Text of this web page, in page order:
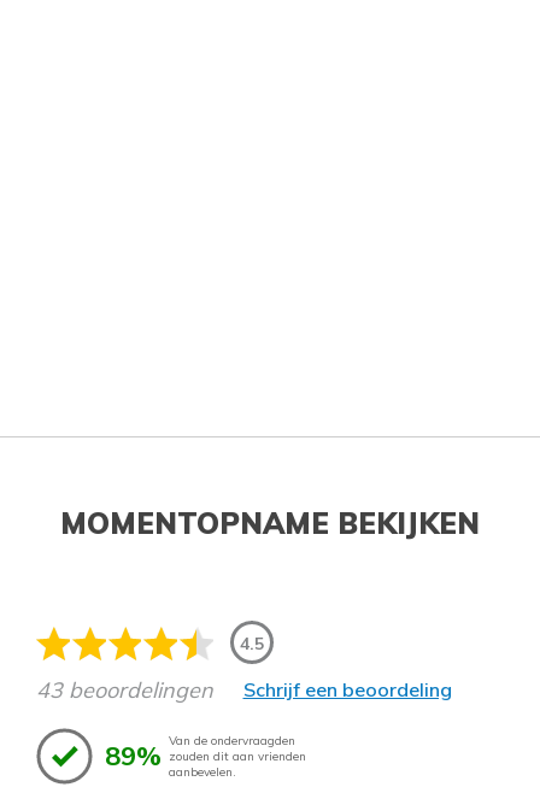
MOMENTOPNAME BEKIJKEN
4.5
43 beoordelingen Schrijf een beoordeling
89% Van de ondervraagden
zouden dit aan vrienden
aanbevelen.